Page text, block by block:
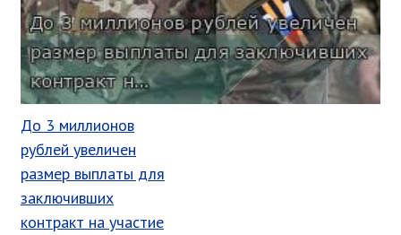
Глава МОГП
Отчёты главы
Первый заместитель
август 2026 г.
июль 2026 г.
июнь 2026 г.
До 3 миллионов
рублей увеличен
размер выплаты для
заключивших
контракт на участие